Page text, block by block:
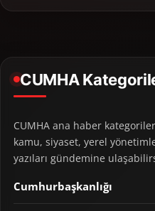
CUMHA
CUMHA ana haber
kamu, siyaset, yerel
yazıları gündemine
Cumhurbaşkanlığı